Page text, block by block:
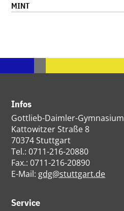
MINT
Infos
Gottlieb-Daimler-Gymnasium
Kattowitzer Straße 8
70374 Stuttgart
Tel.: 0711-216-20880
Fax.: 0711-216-20890
E-Mail: gdg@stuttgart.de
Service